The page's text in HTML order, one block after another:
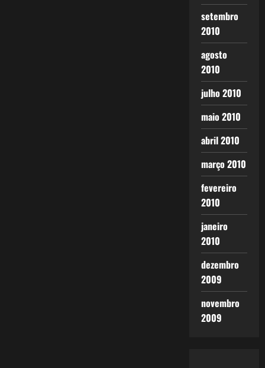
setembro
2010
agosto
2010
julho 2010
maio 2010
abril 2010
março 2010
fevereiro
2010
janeiro
2010
dezembro
2009
novembro
2009